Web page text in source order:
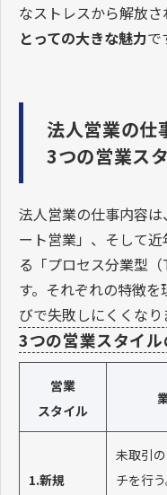
なストレスから解放さ
とっての大きな魅力で
法人営業の仕
3つの営業ス
法人営業の仕事内容
ート営業」、そして
る「プロセス分業型
す。それぞれの特徴
びで失敗しにくくなり
3つの営業スタイ
営業
スタイル
1.新規
未取引
チを行う